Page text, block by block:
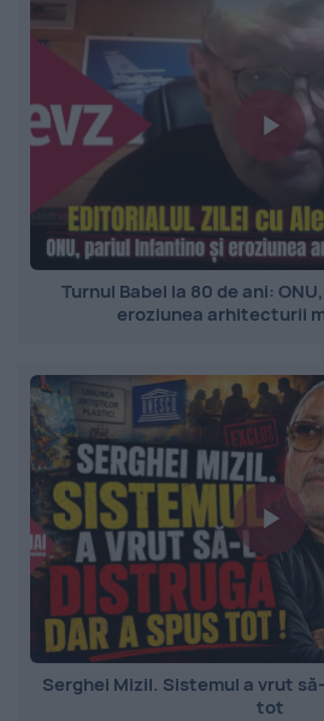
Turnul Babel la 80 de ani:
eroziunea arhitecturii
Serghei Mizil. Sistemul a vrut
tot